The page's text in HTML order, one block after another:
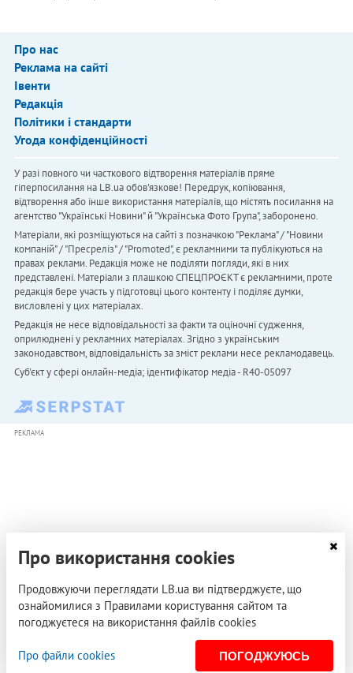
Про нас
Реклама на сайті
Івенти
Редакція
Політики і стандарти
Угода конфіденційності
У разі повного чи часткового відтворення матеріалів пряме
гіперпосилання на LB.ua обов'язкове! Передрук, копіювання,
відтворення або інше використання матеріалів, що містять посилання на
агентство "Українськi Новини" й "Українська Фото Група", заборонено.
Матеріали, які розміщуються на сайті з позначкою "Реклама" / "Новини
компаній" / "Пресреліз" / "Promoted", є рекламними та публікуються на
правах реклами. Редакція може не поділяти погляди, які в них
представлені. Матеріали з плашкою СПЕЦПРОЄКТ є рекламними, проте
редакція бере участь у підготовці цього контенту і поділяє думки,
висловлені у цих матеріалах.
Редакція не несе відповідальності за факти та оціночні судження,
оприлюднені у рекламних матеріалах. Згідно з українським
законодавством, відповідальність за зміст реклами несе рекламодавець.
Cуб'єкт у сфері онлайн-медіа; ідентифікатор медіа - R40-05097
РЕКЛАМА
Про використання cookies
Продовжуючи переглядати LB.ua ви підтверджуєте, що
ознайомилися з Правилами користування сайтом та
погоджуєтеся на використання файлів cookies
Про файли cookies ПОГОДЖУЮСЬ